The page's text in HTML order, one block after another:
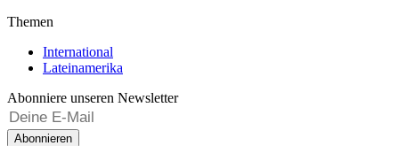
Themen
International
Lateinamerika
Abonniere unseren Newsletter
Abonnieren